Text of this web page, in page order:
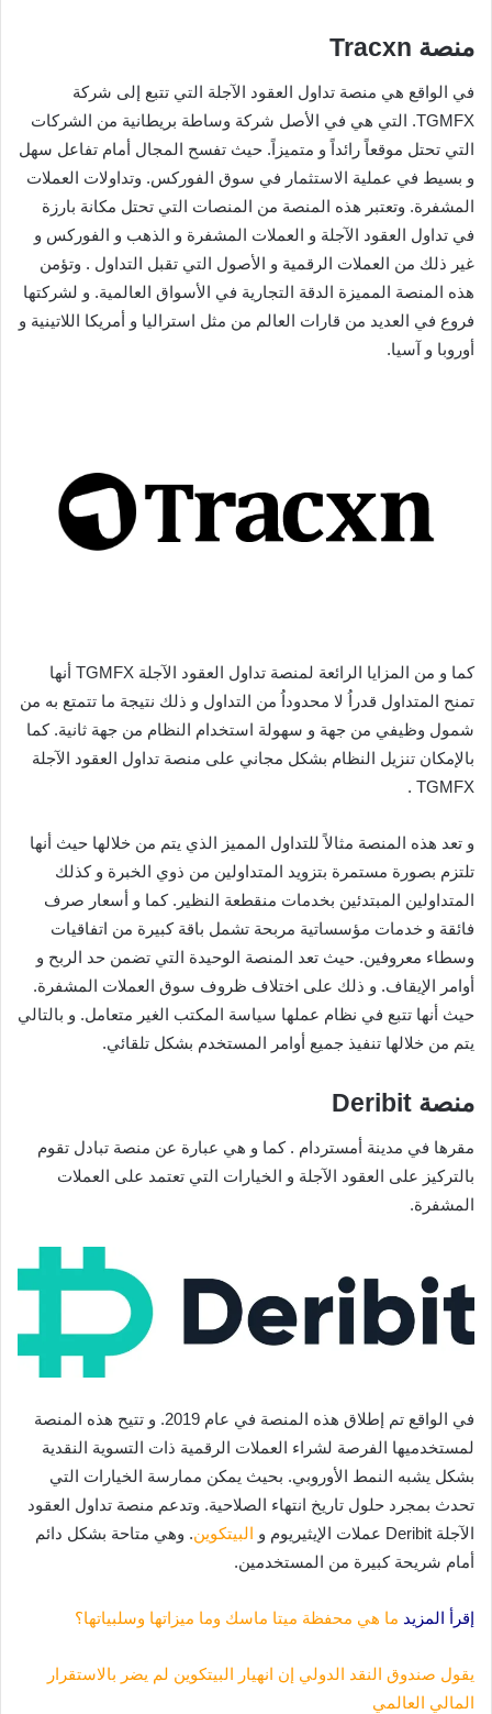
منصة Tracxn
في الواقع هي منصة تداول العقود الآجلة التي تتبع إلى شركة
TGMFX. التي هي في الأصل شركة وساطة بريطانية من الشركات
التي تحتل موقعاً رائداً و متميزاً. حيث تفسح المجال أمام تفاعل سهل
و بسيط في عملية الاستثمار في سوق الفوركس. وتداولات العملات
المشفرة. وتعتبر هذه المنصة من المنصات التي تحتل مكانة بارزة
في تداول العقود الآجلة و العملات المشفرة و الذهب و الفوركس و
غير ذلك من العملات الرقمية و الأصول التي تقبل التداول . وتؤمن
هذه المنصة المميزة الدقة التجارية في الأسواق العالمية. و لشركتها
فروع في العديد من قارات العالم من مثل استراليا و أمريكا اللاتينية و
أوروبا و آسيا.
كما و من المزايا الرائعة لمنصة تداول العقود الآجلة TGMFX أنها
تمنح المتداول قدراُ لا محدوداُ من التداول و ذلك نتيجة ما تتمتع به من
شمول وظيفي من جهة و سهولة استخدام النظام من جهة ثانية. كما
بالإمكان تنزيل النظام بشكل مجاني على منصة تداول العقود الآجلة
TGMFX .
و تعد هذه المنصة مثالاً للتداول المميز الذي يتم من خلالها حيث أنها
تلتزم بصورة مستمرة بتزويد المتداولين من ذوي الخبرة و كذلك
المتداولين المبتدئين بخدمات منقطعة النظير. كما و أسعار صرف
فائقة و خدمات مؤسساتية مربحة تشمل باقة كبيرة من اتفاقيات
وسطاء معروفين. حيث تعد المنصة الوحيدة التي تضمن حد الربح و
أوامر الإيقاف. و ذلك على اختلاف ظروف سوق العملات المشفرة.
حيث أنها تتبع في نظام عملها سياسة المكتب الغير متعامل. و بالتالي
يتم من خلالها تنفيذ جميع أوامر المستخدم بشكل تلقائي.
منصة Deribit
مقرها في مدينة أمستردام . كما و هي عبارة عن منصة تبادل تقوم
بالتركيز على العقود الآجلة و الخيارات التي تعتمد على العملات
المشفرة.
في الواقع تم إطلاق هذه المنصة في عام 2019. و تتيح هذه المنصة
لمستخدميها الفرصة لشراء العملات الرقمية ذات التسوية النقدية
بشكل يشبه النمط الأوروبي. بحيث يمكن ممارسة الخيارات التي
تحدث بمجرد حلول تاريخ انتهاء الصلاحية. وتدعم منصة تداول العقود
الآجلة Deribit عملات الإيثيريوم و
البيتكوين. وهي متاحة بشكل دائم
أمام شريحة كبيرة من المستخدمين.
إقرأ المزيد ما هي محفظة ميتا ماسك وما ميزاتها وسلبياتها؟
يقول صندوق النقد الدولي إن انهيار البيتكوين لم يضر بالاستقرار
المالي العالمي